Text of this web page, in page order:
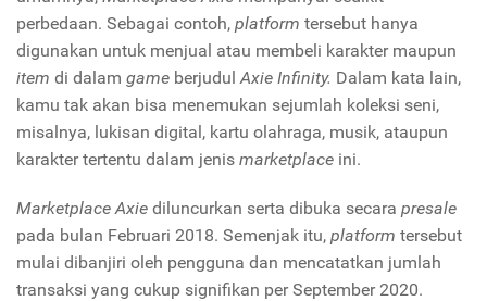
perbedaan. Sebagai contoh, platform tersebut hanya
digunakan untuk menjual atau membeli karakter maupun
item di dalam game berjudul Axie Infinity. Dalam kata lain,
kamu tak akan bisa menemukan sejumlah koleksi seni,
misalnya, lukisan digital, kartu olahraga, musik, ataupun
karakter tertentu dalam jenis marketplace ini.
Marketplace Axie diluncurkan serta dibuka secara presale
pada bulan Februari 2018. Semenjak itu, platform tersebut
mulai dibanjiri oleh pengguna dan mencatatkan jumlah
transaksi yang cukup signifikan per September 2020.